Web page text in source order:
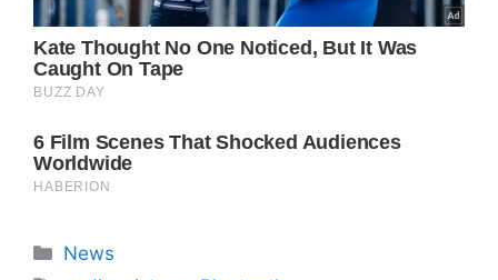
Categorie
News